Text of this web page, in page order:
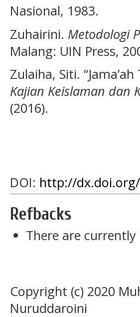
Nasional, 1983.
Zuhairini. Metodologi
Malang: UIN Press,
Zulaiha, Siti.
Kajian Keislaman dan
(2016).
DOI: http://
Refbacks
There are
Copyright (c) 2020
Nuruddaroini